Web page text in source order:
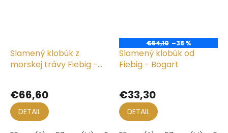
Slamený klobúk z
morskej trávy Fiebig -
hodnotenie
produktu
je
5,0
€66,60
DETAIL
€54,10 –38 %
Slamený klobúk od
Fiebig - Bogart
hodnotenie
produktu
je
4,9
€33,30
DETAIL